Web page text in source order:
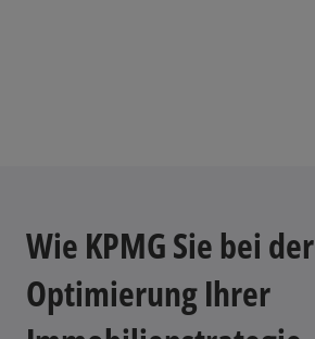
a
r
g
Wie KPMG Sie bei der
Optimierung Ihrer